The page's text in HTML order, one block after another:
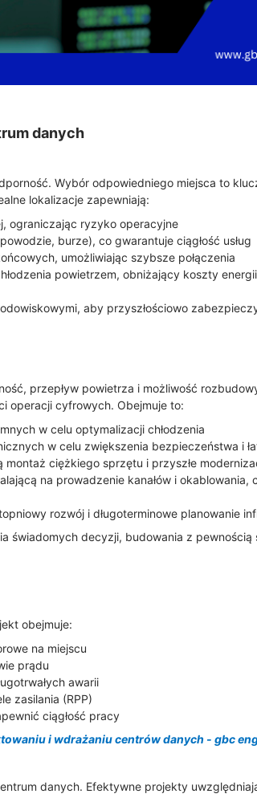
danych
Wybór odpowiedniego miejsca to
lokalizacje zapewniają:
ograniczając ryzyko operacyjne
burze), co gwarantuje ciągłość usług
umożliwiając szybsze połączenia
powietrzem, obniżający koszty
aby przyszłościowo
przepływ powietrza i możliwość
operacji cyfrowych. Obejmuje to:
w celu optymalizacji chłodzenia
w celu zwiększenia bezpieczeństwa i
montaż ciężkiego sprzętu i przyszłe
na prowadzenie kanałów i okablowania,
rozwój i długoterminowe planowanie
świadomych decyzji, budowania z
obejmuje:
na miejscu
prądu
awarii
zasilania (RPP)
ciągłość pracy
i wdrażaniu centrów danych - gbc
danych. Efektywne projekty